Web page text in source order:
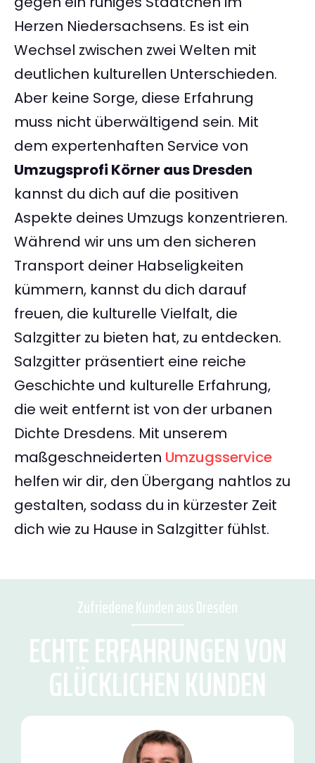
Herzen Niedersachsens. Es ist ein
Wechsel zwischen zwei Welten mit
deutlichen kulturellen Unterschieden.
Aber keine Sorge, diese Erfahrung
muss nicht überwältigend sein. Mit
dem expertenhaften Service von
Umzugsprofi Körner aus Dresden
kannst du dich auf die positiven
Aspekte deines Umzugs konzentrieren.
Während wir uns um den sicheren
Transport deiner Habseligkeiten
kümmern, kannst du dich darauf
freuen, die kulturelle Vielfalt, die
Salzgitter zu bieten hat, zu entdecken.
Salzgitter präsentiert eine reiche
Geschichte und kulturelle Erfahrung,
die weit entfernt ist von der urbanen
Dichte Dresdens. Mit unserem
maßgeschneiderten Umzugsservice
helfen wir dir, den Übergang nahtlos zu
gestalten, sodass du in kürzester Zeit
dich wie zu Hause in Salzgitter fühlst.
Zufriedene Kunden aus Dresden
ECHTE ERFAHRUNGEN VON
GLÜCKLICHEN KUNDEN